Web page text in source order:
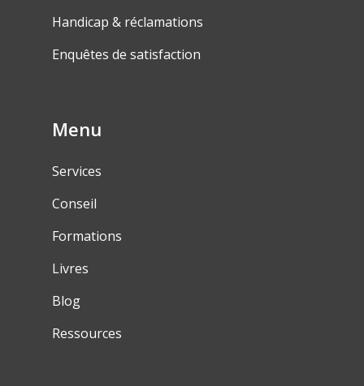
Handicap & réclamations
Enquêtes de satisfaction
Menu
Services
Conseil
Formations
Livres
Blog
Ressources